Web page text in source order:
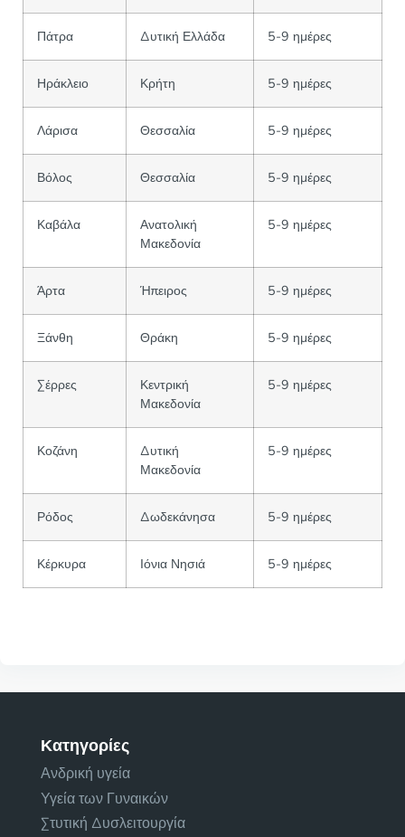
Πάτρα Δυτική Ελλάδα 5-9 ημέρες
Ηράκλειο Κρήτη 5-9 ημέρες
Λάρισα Θεσσαλία 5-9 ημέρες
Βόλος Θεσσαλία 5-9 ημέρες
Καβάλα
Ανατολική
Μακεδονία
5-9 ημέρες
Άρτα Ήπειρος 5-9 ημέρες
Ξάνθη Θράκη 5-9 ημέρες
Σέρρες
Κεντρική
Μακεδονία
5-9 ημέρες
Κοζάνη
Δυτική
Μακεδονία
5-9 ημέρες
Ρόδος Δωδεκάνησα 5-9 ημέρες
Κέρκυρα Ιόνια Νησιά 5-9 ημέρες
Κατηγορίες
Ανδρική υγεία
Υγεία των Γυναικών
Στυτική Δυσλειτουργία